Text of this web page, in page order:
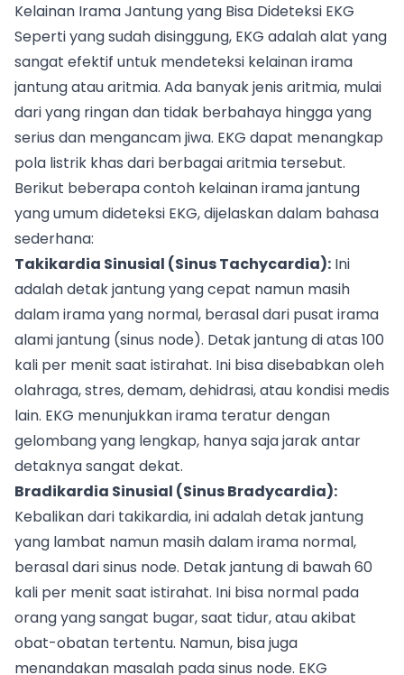
Kelainan Irama Jantung yang Bisa Dideteksi EKG
Seperti yang sudah disinggung, EKG adalah alat yang
sangat efektif untuk mendeteksi kelainan irama
jantung atau aritmia. Ada banyak jenis aritmia, mulai
dari yang ringan dan tidak berbahaya hingga yang
serius dan mengancam jiwa. EKG dapat menangkap
pola listrik khas dari berbagai aritmia tersebut.
Berikut beberapa contoh kelainan irama jantung
yang umum dideteksi EKG, dijelaskan dalam bahasa
sederhana:
Takikardia Sinusial (Sinus Tachycardia): Ini
adalah detak jantung yang cepat namun masih
dalam irama yang normal, berasal dari pusat irama
alami jantung (sinus node). Detak jantung di atas 100
kali per menit saat istirahat. Ini bisa disebabkan oleh
olahraga, stres, demam, dehidrasi, atau kondisi medis
lain. EKG menunjukkan irama teratur dengan
gelombang yang lengkap, hanya saja jarak antar
detaknya sangat dekat.
Bradikardia Sinusial (Sinus Bradycardia):
Kebalikan dari takikardia, ini adalah detak jantung
yang lambat namun masih dalam irama normal,
berasal dari sinus node. Detak jantung di bawah 60
kali per menit saat istirahat. Ini bisa normal pada
orang yang sangat bugar, saat tidur, atau akibat
obat-obatan tertentu. Namun, bisa juga
menandakan masalah pada sinus node. EKG